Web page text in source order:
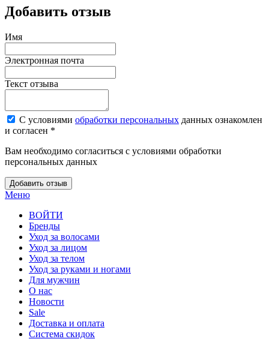
Добавить отзыв
Имя
Электронная почта
Текст отзыва
С условиями обработки персональных данных ознакомлен
и согласен *
Вам необходимо согласиться с условиями обработки
персональных данных
Добавить отзыв
Меню
ВОЙТИ
Бренды
Уход за волосами
Уход за лицом
Уход за телом
Уход за руками и ногами
Для мужчин
О нас
Новости
Sale
Доставка и оплата
Система скидок